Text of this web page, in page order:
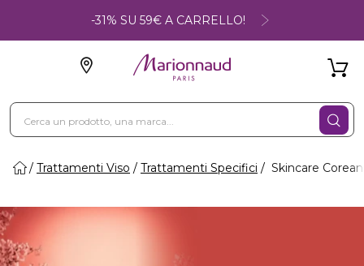
-31% SU 59€ A CARRELLO!
Trattamenti Viso Trattamenti Specifici Skincare